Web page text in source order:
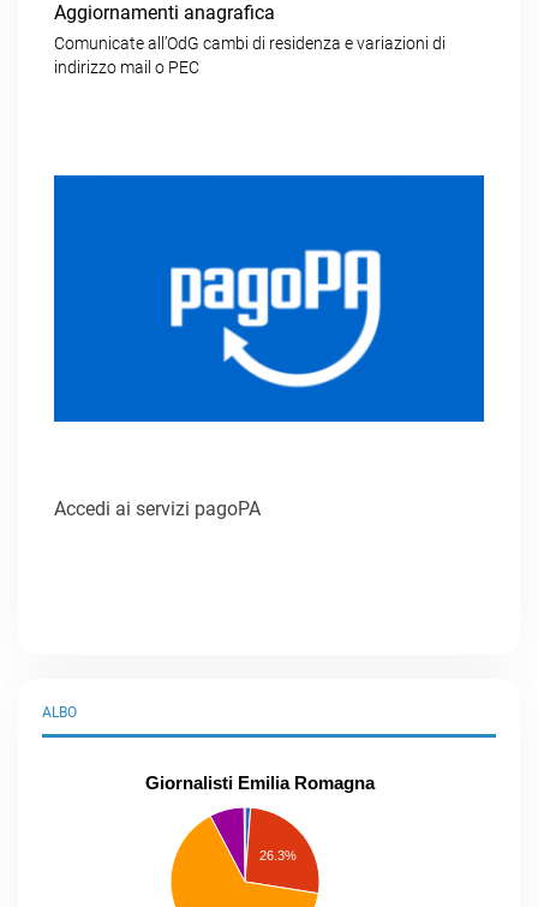
Aggiornamenti anagrafica
Comunicate all’OdG cambi di residenza e variazioni di
indirizzo mail o PEC
Accedi ai servizi pagoPA
ALBO
Giornalisti Emilia Romagna
26.3%